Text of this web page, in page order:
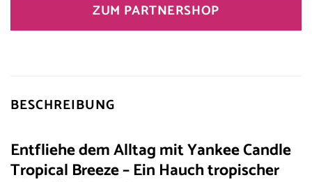
ZUM PARTNERSHOP
BESCHREIBUNG
Entfliehe dem Alltag mit Yankee Candle
Tropical Breeze – Ein Hauch tropischer